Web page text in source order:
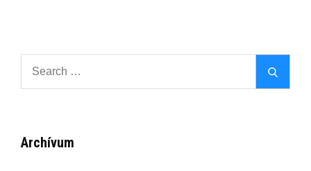
Archívum